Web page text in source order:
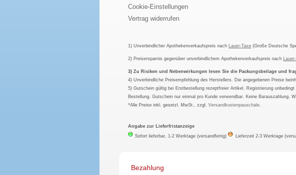
Cookie-Einstellungen
Vertrag widerrufen
1) Unverbindlicher Apothekenverkaufspreis nach Lauer-Taxe (Große Deutsche
2) Preisersparnis gegenüber unverbindlichem Apothekenverkaufspreis nach
3) Zu Risiken und Nebenwirkungen lesen Sie die Packungsbeilage und
4) Unverbindliche Preisempfehlung des Herstellers. Die angegebenen Preise
5) Gutschein gültig bei Erstbestellung rezeptfreier Artikel. Registrierung
Bestellung. Gutschein nur einmal pro Kunde verwendbar. Keine Barauszahlung.
*Alle Preise inkl. gesetzl. MwSt., zzgl.Versandkostenpauschale.
Angabe zur Lieferfristanzeige
Sofort lieferbar, 1-2 Werktage (versandfertig)
Lieferzeit 2-3 Werktage
Bezahlung